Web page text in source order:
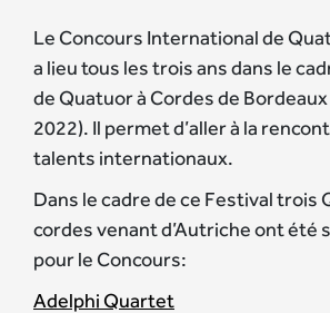
Le Concours International de
a lieu tous les trois ans dans le
de Quatuor à Cordes de Bordeaux
2022). Il permet d’aller à la
talents internationaux.
Dans le cadre de ce Festival trois
cordes venant d’Autriche ont été
pour le Concours:
Adelphi Quartet